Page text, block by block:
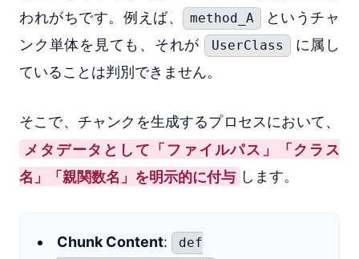
われがちです。例えば、
method_A
というチャ
ンク単体を見ても、それが
UserClass
に属し
ていることは判別できません。
そこで、チャンクを生成するプロセスにおいて、
メタデータとして「ファイルパス」「クラス
名」「親関数名」を明示的に付与 します。
Chunk Content:
def